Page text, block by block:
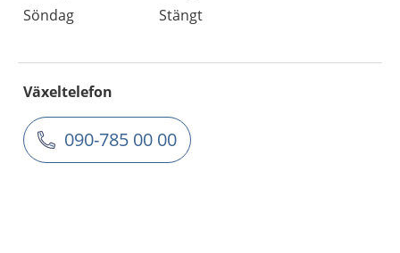
Söndag
Stängt
Växeltelefon
090-785 00 00